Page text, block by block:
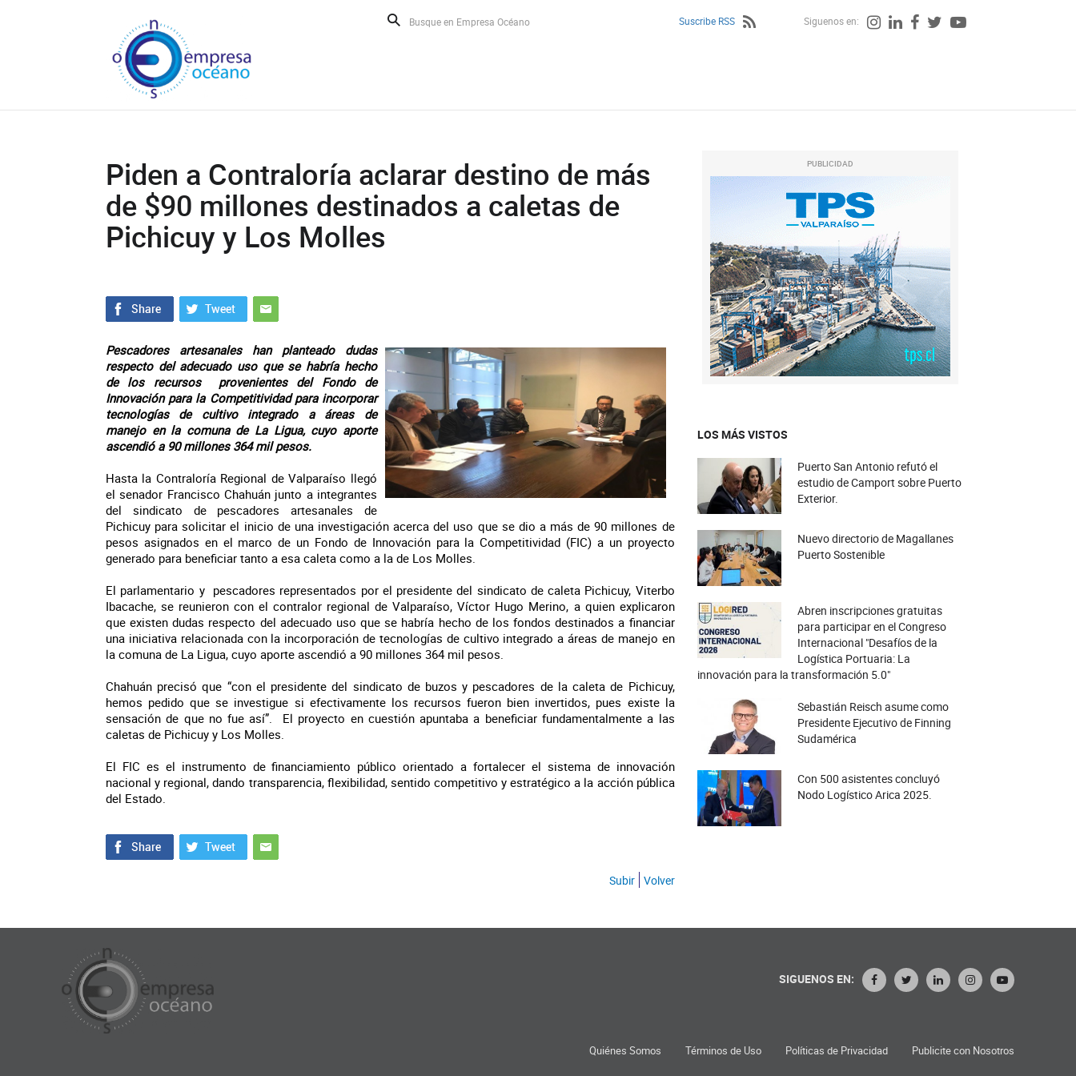
Suscribe RSS Siguenos en:
Piden a Contraloría aclarar destino de más
de $90 millones destinados a caletas de
Pichicuy y Los Molles
Pescadores artesanales han planteado dudas
respecto del adecuado uso que se habría hecho
de los recursos provenientes del Fondo de
Innovación para la Competitividad para incorporar
tecnologías de cultivo integrado a áreas de
manejo en la comuna de La Ligua, cuyo aporte
ascendió a 90 millones 364 mil pesos.
Hasta la Contraloría Regional de Valparaíso llegó
el senador Francisco Chahuán junto a integrantes
del sindicato de pescadores artesanales de
Pichicuy para solicitar el inicio de una investigación acerca del uso que se dio a más de 90 millones de
pesos asignados en el marco de un Fondo de Innovación para la Competitividad (FIC) a un proyecto
generado para beneficiar tanto a esa caleta como a la de Los Molles.
El parlamentario y pescadores representados por el presidente del sindicato de caleta Pichicuy, Viterbo
Ibacache, se reunieron con el contralor regional de Valparaíso, Víctor Hugo Merino, a quien explicaron
que existen dudas respecto del adecuado uso que se habría hecho de los fondos destinados a financiar
una iniciativa relacionada con la incorporación de tecnologías de cultivo integrado a áreas de manejo en
la comuna de La Ligua, cuyo aporte ascendió a 90 millones 364 mil pesos.
Chahuán precisó que “con el presidente del sindicato de buzos y pescadores de la caleta de Pichicuy,
hemos pedido que se investigue si efectivamente los recursos fueron bien invertidos, pues existe la
sensación de que no fue así”. El proyecto en cuestión apuntaba a beneficiar fundamentalmente a las
caletas de Pichicuy y Los Molles.
El FIC es el instrumento de financiamiento público orientado a fortalecer el sistema de innovación
nacional y regional, dando transparencia, flexibilidad, sentido competitivo y estratégico a la acción pública
del Estado.
Subir Volver
PUBLICIDAD
LOS MÁS VISTOS
Puerto San Antonio refutó el
estudio de Camport sobre Puerto
Exterior.
Nuevo directorio de Magallanes
Puerto Sostenible
Abren inscripciones gratuitas
para participar en el Congreso
Internacional "Desafíos de la
Logística Portuaria: La
innovación para la transformación 5.0"
Sebastián Reisch asume como
Presidente Ejecutivo de Finning
Sudamérica
Con 500 asistentes concluyó
Nodo Logístico Arica 2025.
SIGUENOS EN:
Quiénes Somos Términos de Uso Políticas de Privacidad Publicite con Nosotros